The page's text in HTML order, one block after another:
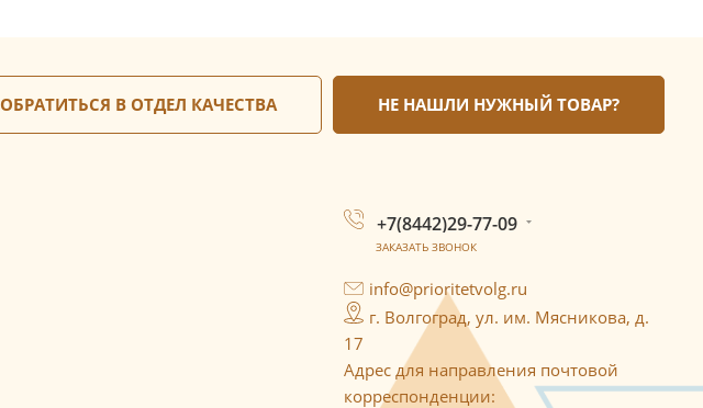
ОБРАТИТЬСЯ В ОТДЕЛ КАЧЕСТВА НЕ НАШЛИ НУЖНЫЙ ТОВАР?
+7(8442)29-77-09
ЗАКАЗАТЬ ЗВОНОК
info@prioritetvolg.ru
г. Волгоград, ул. им. Мясникова, д.
17
Адрес для направления почтовой
корреспонденции: